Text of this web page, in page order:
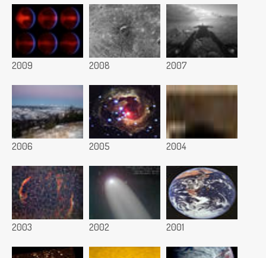
2009 2008 2007
2006 2005 2004
2003 2002 2001